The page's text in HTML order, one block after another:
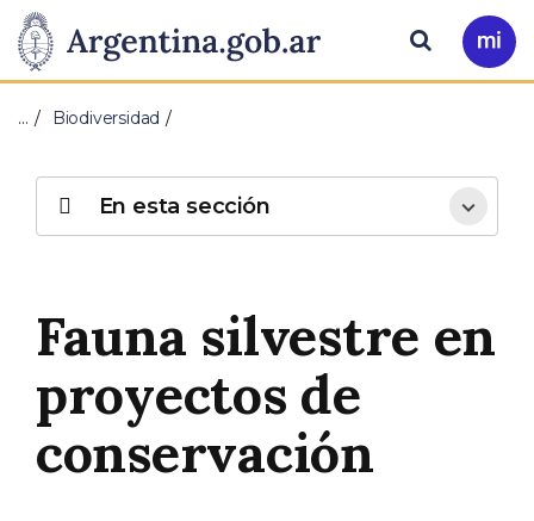
Presidencia
de
Nación
Pasar al contenido principal
Ir
a
Buscar
… Biodiversidad
Fauna silvestre en
proyectos de
conservación
En esta sección